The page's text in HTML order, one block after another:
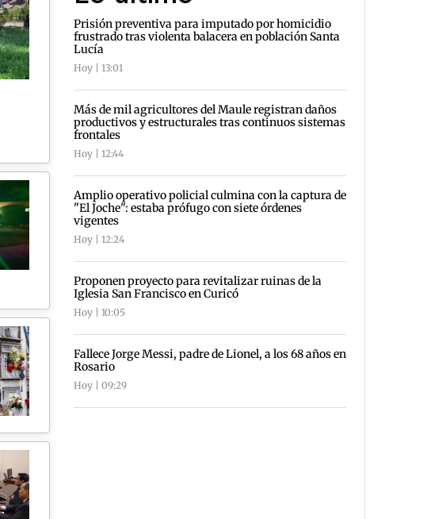
Prisión preventiva para imputado por homicidio
frustrado tras violenta balacera en población Santa
Lucía
Hoy | 13:01
Más de mil agricultores del Maule registran daños
productivos y estructurales tras continuos sistemas
frontales
Hoy | 12:44
Amplio operativo policial culmina con la captura de
"El Joche": estaba prófugo con siete órdenes
vigentes
Hoy | 12:24
Proponen proyecto para revitalizar ruinas de la
Iglesia San Francisco en Curicó
Hoy | 10:05
Fallece Jorge Messi, padre de Lionel, a los 68 años en
Rosario
Hoy | 09:29